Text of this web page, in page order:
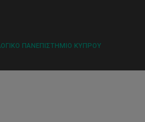
ΠΑΝΕΠΙΣΤΗΜΙΟ ΚΥΠΡΟΥ